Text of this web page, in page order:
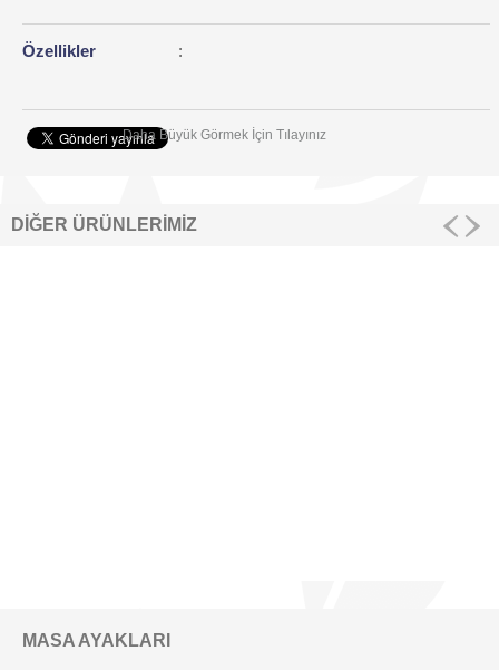
Daha Büyük Görmek İçin Tılayınız
Özellikler :
DİĞER ÜRÜNLERİMİZ
MASA AYAKLARI